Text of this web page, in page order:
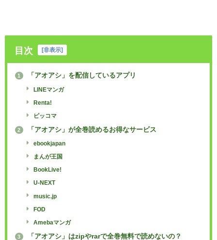
目次 非表示
1 「アオアシ」を配信しているアプリ
LINEマンガ
Renta!
ピッコマ
2 「アオアシ」が全巻読めるお得なサービス
ebookjapan
まんが王国
BookLive!
U-NEXT
music.jp
FOD
Amebaマンガ
3 「アオアシ」はzipやrarで全巻無料で読めないの？